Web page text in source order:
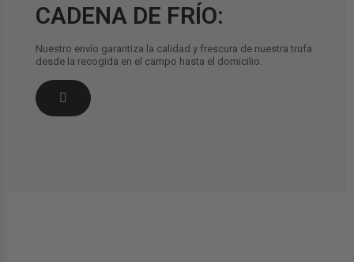
CADENA DE FRÍO:
Nuestro envío garantiza la calidad y frescura de nuestra trufa
desde la recogida en el campo hasta el domicilio.